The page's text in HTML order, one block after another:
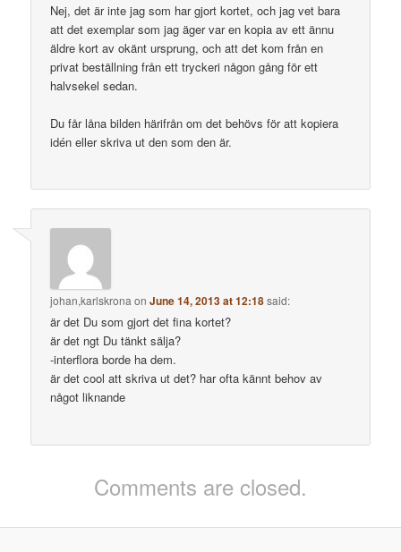
Nej, det är inte jag som har gjort kortet, och jag vet bara
att det exemplar som jag äger var en kopia av ett ännu
äldre kort av okänt ursprung, och att det kom från en
privat beställning från ett tryckeri någon gång för ett
halvsekel sedan.
Du får låna bilden härifrån om det behövs för att kopiera
idén eller skriva ut den som den är.
johan,karlskrona onJune 14, 2013 at 12:18said:
är det Du som gjort det fina kortet?
är det ngt Du tänkt sälja?
-interflora borde ha dem.
är det cool att skriva ut det? har ofta kännt behov av
något liknande
Comments are closed.